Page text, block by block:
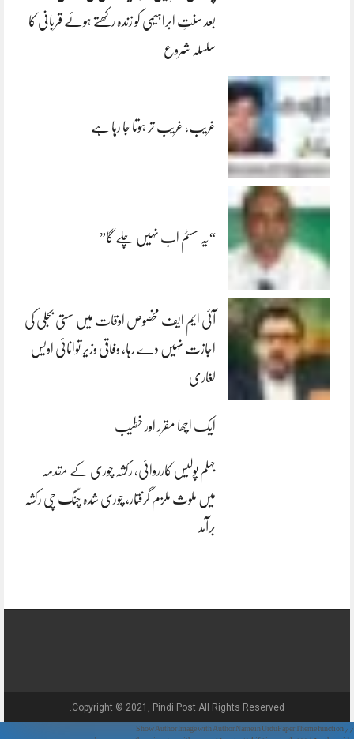
بعد سنتِ ابراہیمی کو زندہ رکھتے ہوئے قربانی کا
سلسلہ شروع
غریب، غریب تر ہوتا جا رہا ہے
“یہ سسٹم اب نہیں چلے گا”
آئی ایم ایف مخصوص اوقات میں سستی بجلی کی
اجازت نہیں دے رہا، وفاقی وزیر توانائی اویس
لغاری
ایک اچھا مقرر اور خطیب
جہلم پولیس کارروائی، رکشہ چوری کے مقدمہ
میں ملوث ملزم گرفتار، چوری شدہ چنگ چی رکشہ
برآمد
Copyright © 2021, Pindi Post All Rights Reserved.
// Show Author Image with Author Name in UrduPaper Theme function